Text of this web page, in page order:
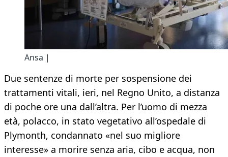
Ansa |
Due sentenze di morte per sospensione dei
trattamenti vitali, ieri, nel Regno Unito, a distanza
di poche ore una dall’altra. Per l’uomo di mezza
età, polacco, in stato vegetativo all’ospedale di
Plymonth, condannato «nel suo migliore
interesse» a morire senza aria, cibo e acqua, non